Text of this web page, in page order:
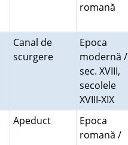
romană
Canal de
scurgere
Epoca
modernă /
sec. XVIII,
secolele
XVIII-XIX
Apeduct
Epoca
romană /